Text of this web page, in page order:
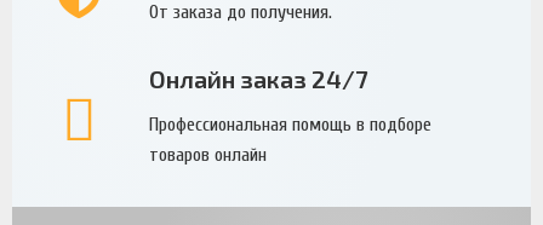
От заказа до получения.
Онлайн заказ 24/7
Профессиональная помощь в подборе
товаров онлайн